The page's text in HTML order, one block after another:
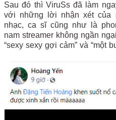
Sau đó thì ViruSs đã làm
với những lời nhận xét của
nhạc, ca sĩ cũng như là
nam streamer không ngần
“sexy sexy gợi cảm” và “một